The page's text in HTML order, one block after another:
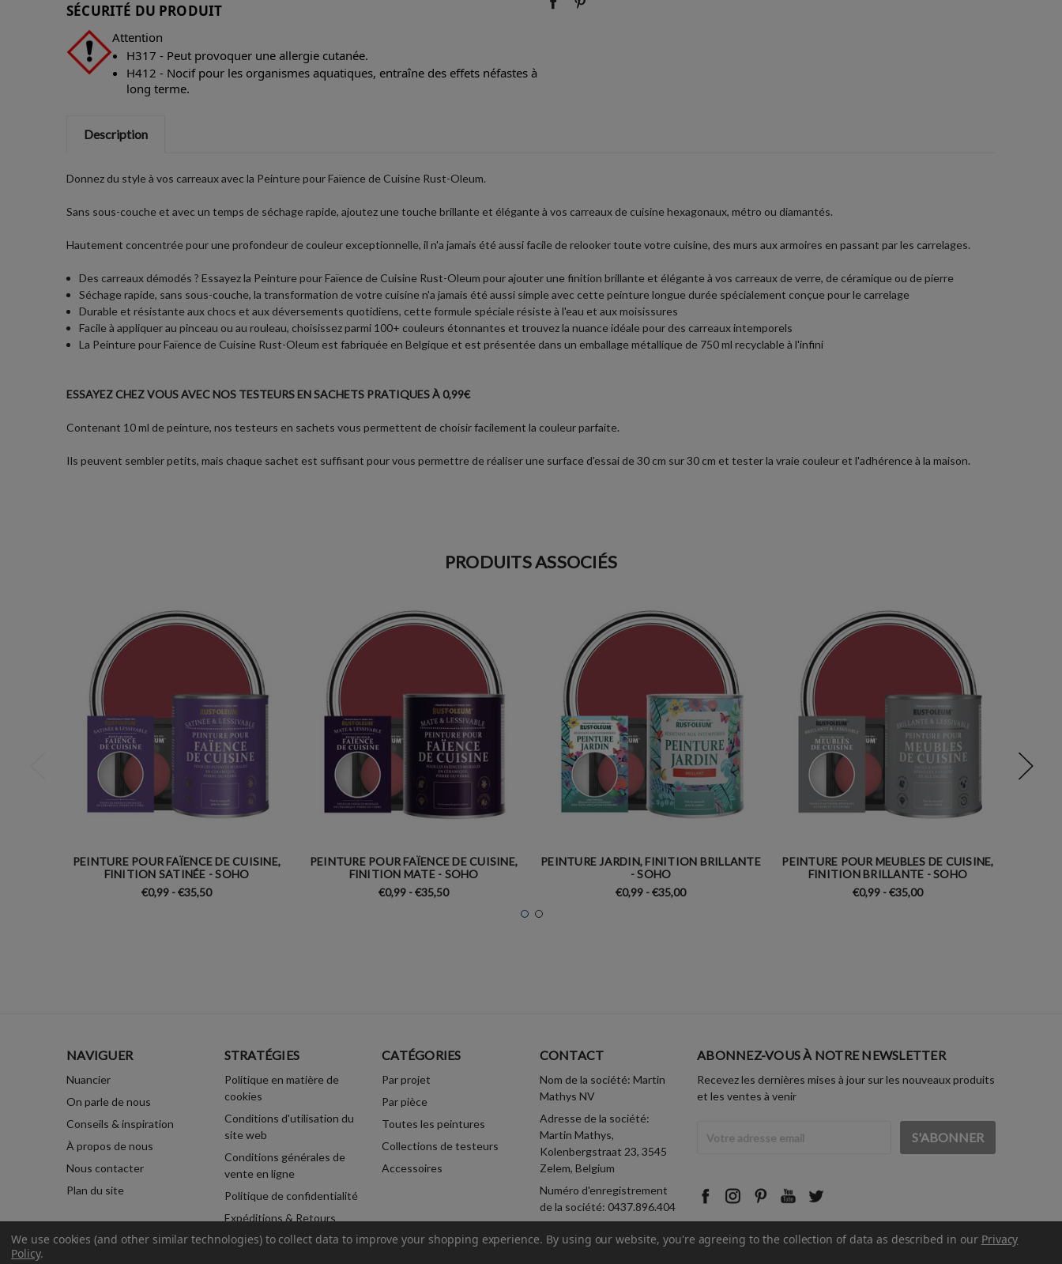
SÉCURITÉ DU PRODUIT
Attention
H317 - Peut provoquer une allergie cutanée.
H412 - Nocif pour les organismes aquatiques, entraîne des effets néfastes à
long terme.
Description
Donnez du style à vos carreaux avec la Peinture pour Faïence de Cuisine Rust-Oleum.
Sans sous-couche et avec un temps de séchage rapide, ajoutez une touche brillante et élégante à vos carreaux de cuisine hexagonaux, métro ou diamantés.
Hautement concentrée pour une profondeur de couleur exceptionnelle, il n'a jamais été aussi facile de relooker toute votre cuisine, des murs aux armoires en passant par les carrelages.
Des carreaux démodés ? Essayez la Peinture pour Faïence de Cuisine Rust-Oleum pour ajouter une finition brillante et élégante à vos carreaux de verre, de céramique ou de pierre
Séchage rapide, sans sous-couche, la transformation de votre cuisine n'a jamais été aussi simple avec cette peinture longue durée spécialement conçue pour le carrelage
Durable et résistante aux chocs et aux déversements quotidiens, cette formule spéciale résiste à l'eau et aux moisissures
Facile à appliquer au pinceau ou au rouleau, choisissez parmi 100+ couleurs étonnantes et trouvez la nuance idéale pour des carreaux intemporels
La Peinture pour Faïence de Cuisine Rust-Oleum est fabriquée en Belgique et est présentée dans un emballage métallique de 750 ml recyclable à l'infini
ESSAYEZ CHEZ VOUS AVEC NOS TESTEURS EN SACHETS PRATIQUES À 0,99€
Contenant 10 ml de peinture, nos testeurs en sachets vous permettent de choisir facilement la couleur parfaite.
Ils peuvent sembler petits, mais chaque sachet est suffisant pour vous permettre de réaliser une surface d'essai de 30 cm sur 30 cm et tester la vraie couleur et l'adhérence à la maison.
PRODUITS ASSOCIÉS
PEINTURE POUR FAÏENCE DE CUISINE,
FINITION SATINÉE - SOHO
€0,99 - €35,50
PEINTURE POUR FAÏENCE DE CUISINE,
FINITION MATE - SOHO
€0,99 - €35,50
PEINTURE JARDIN, FINITION BRILLANTE
- SOHO
€0,99 - €35,00
PEINTURE POUR MEUBLES DE CUISINE,
FINITION BRILLANTE - SOHO
€0,99 - €35,00
NAVIGUER
Nuancier
On parle de nous
Conseils & inspiration
À propos de nous
Nous contacter
Plan du site
STRATÉGIES
Politique en matière de
cookies
Conditions d'utilisation du
site web
Conditions générales de
vente en ligne
Politique de confidentialité
Expéditions & Retours
CATÉGORIES
Par projet
Par pièce
Toutes les peintures
Collections de testeurs
Accessoires
CONTACT
Nom de la société: Martin
Mathys NV
Adresse de la société:
Martin Mathys,
Kolenbergstraat 23, 3545
Zelem, Belgium
Numéro d'enregistrement
de la société: 0437.896.404
ABONNEZ-VOUS À NOTRE NEWSLETTER
Recevez les dernières mises à jour sur les nouveaux produits
et les ventes à venir
Email
We use cookies (and other similar technologies) to collect data to improve your shopping experience. By using our website, you're agreeing to the collection of data as described in our Privacy
Policy.